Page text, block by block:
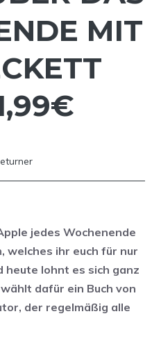
MIT
jedes Wochenende
welches ihr euch für nur
heute lohnt es sich ganz
dafür ein Buch von
der regelmäßig alle